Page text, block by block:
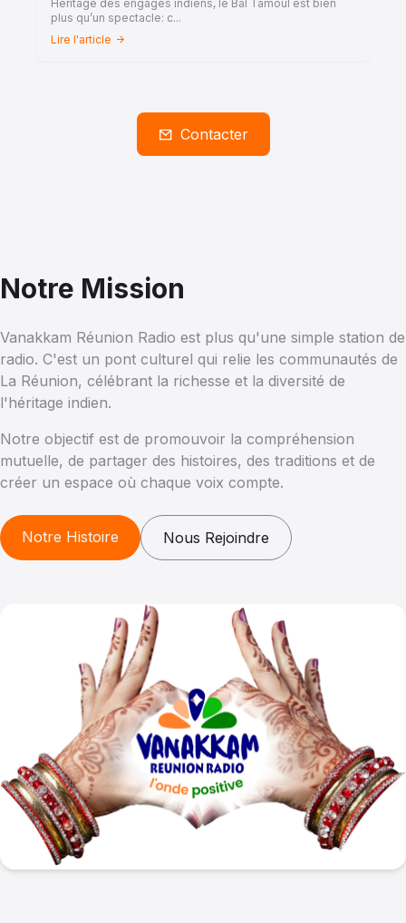
Héritage des engagés indiens, le Bal Tamoul est bien
plus qu’un spectacle: c...
Lire l'article
Contacter
Notre Mission
Vanakkam Réunion Radio est plus qu'une simple station de
radio. C'est un pont culturel qui relie les communautés de
La Réunion, célébrant la richesse et la diversité de
l'héritage indien.
Notre objectif est de promouvoir la compréhension
mutuelle, de partager des histoires, des traditions et de
créer un espace où chaque voix compte.
Notre Histoire Nous Rejoindre